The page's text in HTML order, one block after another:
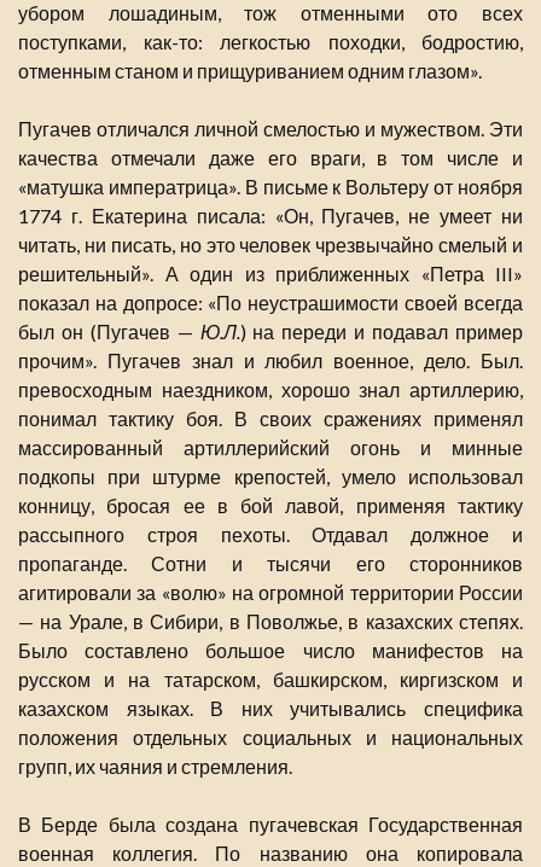
убором лошадиным, тож отменными ото всех
поступками, как-то: легкостью походки, бодростию,
отменным станом и прищуриванием одним глазом».
Пугачев отличался личной смелостью и мужеством. Эти
качества отмечали даже его враги, в том числе и
«матушка императрица». В письме к Вольтеру от ноября
1774 г. Екатерина писала: «Он, Пугачев, не умеет ни
читать, ни писать, но это человек чрезвычайно смелый и
решительный». А один из приближенных «Петра III»
показал на допросе: «По неустрашимости своей всегда
был он (Пугачев — Ю.Л.) на переди и подавал пример
прочим». Пугачев знал и любил военное, дело. Был.
превосходным наездником, хорошо знал артиллерию,
понимал тактику боя. В своих сражениях применял
массированный артиллерийский огонь и минные
подкопы при штурме крепостей, умело использовал
конницу, бросая ее в бой лавой, применяя тактику
рассыпного строя пехоты. Отдавал должное и
пропаганде. Сотни и тысячи его сторонников
агитировали за «волю» на огромной территории России
— на Урале, в Сибири, в Поволжье, в казахских степях.
Было составлено большое число манифестов на
русском и на татарском, башкирском, киргизском и
казахском языках. В них учитывались специфика
положения отдельных социальных и национальных
групп, их чаяния и стремления.
В Берде была создана пугачевская Государственная
военная коллегия. По названию она копировала